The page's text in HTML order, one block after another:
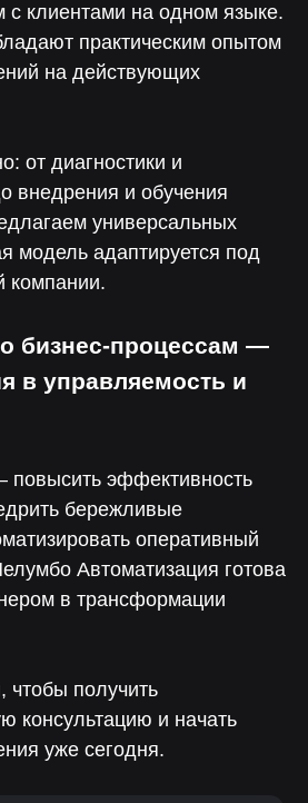
с клиентами на одном языке.
практическим опытом
на действующих
от диагностики и
внедрения и обучения
универсальных
модель адаптируется под
компании.
бизнес-процессам —
в управляемость и
эффективность
бережливые
оперативный
Автоматизация готова
в трансформации
чтобы получить
консультацию и начать
уже сегодня.
Российская разработка
открытым кодом